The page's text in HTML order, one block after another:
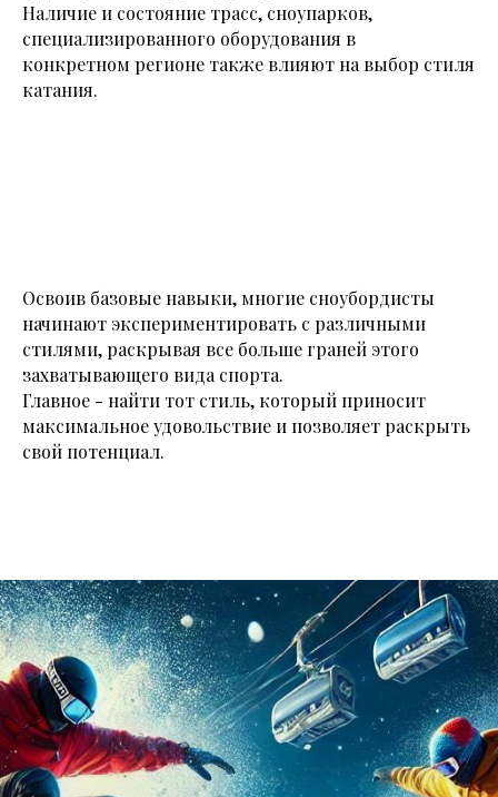
Наличие и состояние трасс, сноупарков,
специализированного оборудования в
конкретном регионе также влияют на выбор стиля
катания.
Освоив базовые навыки, многие сноубордисты
начинают экспериментировать с различными
стилями, раскрывая все больше граней этого
захватывающего вида спорта.
Главное - найти тот стиль, который приносит
максимальное удовольствие и позволяет раскрыть
свой потенциал.